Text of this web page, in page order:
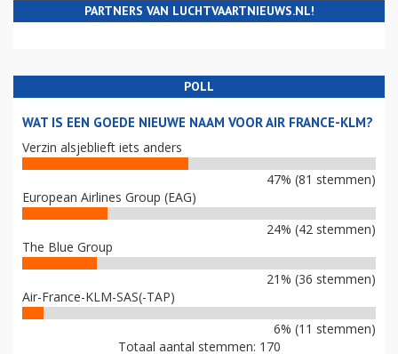
PARTNERS VAN LUCHTVAARTNIEUWS.NL!
POLL
WAT IS EEN GOEDE NIEUWE NAAM VOOR AIR FRANCE-KLM?
Verzin alsjeblieft iets anders
47% (81 stemmen)
European Airlines Group (EAG)
24% (42 stemmen)
The Blue Group
21% (36 stemmen)
Air-France-KLM-SAS(-TAP)
6% (11 stemmen)
Totaal aantal stemmen: 170